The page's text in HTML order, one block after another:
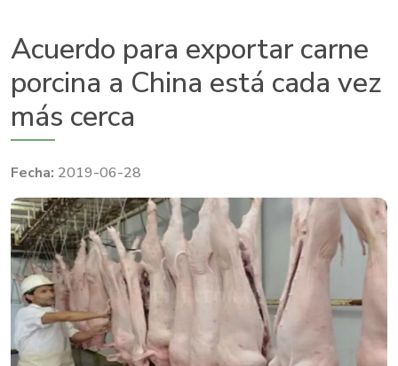
Acuerdo para exportar carne
porcina a China está cada vez
más cerca
2019-06-28